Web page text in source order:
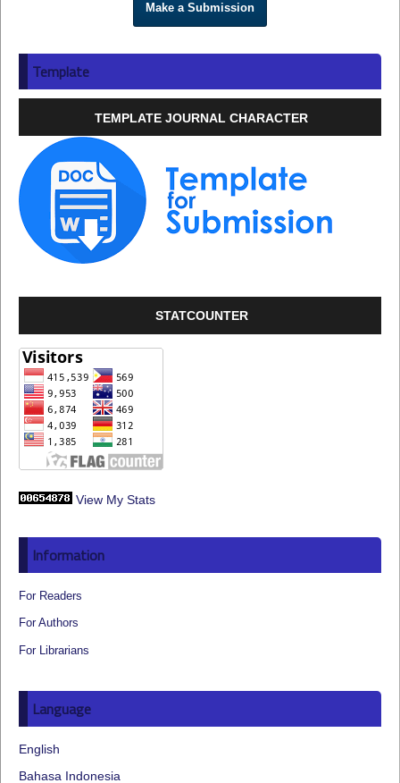
Make a Submission
Template
TEMPLATE JOURNAL CHARACTER
STATCOUNTER
View My Stats
Information
For Readers
For Authors
For Librarians
Language
English
Bahasa Indonesia